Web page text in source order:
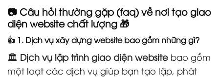
📷 Câu hỏi thường gặp (faq) về nơi tạo giao
diện website chất lượng 🎁
👍 1. Dịch vụ xây dựng website bao gồm những gì?
🏛️ Dịch vụ lập trình giao diện website bao gồm
một loạt các dịch vụ giúp bạn tạo lập, phát